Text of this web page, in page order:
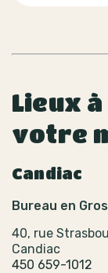
Lieux
votre
Candiac
Bureau en Gros
40, rue
Candiac
450 659-1012